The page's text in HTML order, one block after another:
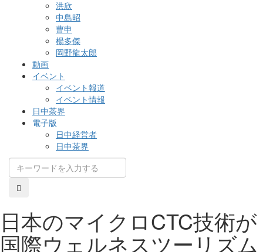
洪欣
中島昭
曹申
楊多傑
岡野龍太郎
動画
イベント
イベント報道
イベント情報
日中茶界
電子版
日中経営者
日中茶界
日本のマイクロCTC技術が
国際ウェルネスツーリズム